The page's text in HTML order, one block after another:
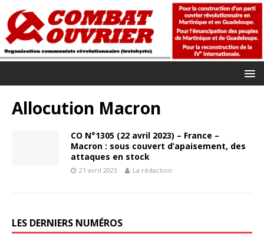
Allocution Macron
CO N°1305 (22 avril 2023) – France –
Macron : sous couvert d’apaisement, des
attaques en stock
21 avril 2023 La rédaction
LES DERNIERS NUMÉROS